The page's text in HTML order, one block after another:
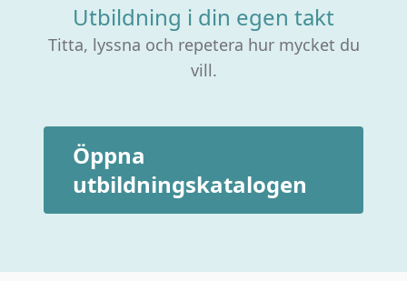
Utbildning i din egen takt
Titta, lyssna och repetera hur mycket du
vill.
Öppna
utbildningskatalogen